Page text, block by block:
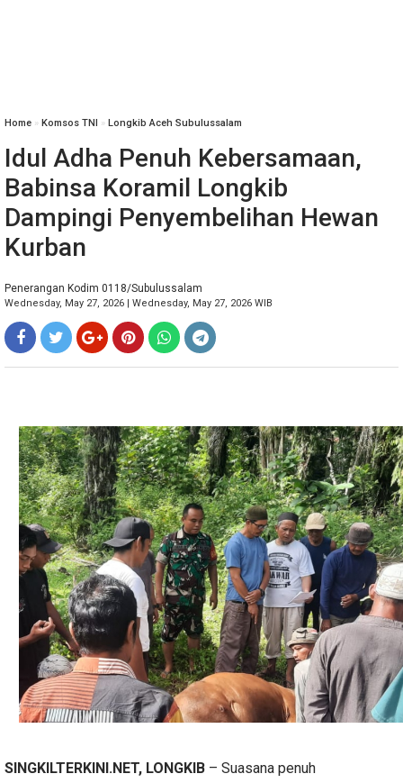
Home » Komsos TNI » Longkib Aceh Subulussalam
Idul Adha Penuh Kebersamaan,
Babinsa Koramil Longkib
Dampingi Penyembelihan Hewan
Kurban
Penerangan Kodim 0118/Subulussalam
Wednesday, May 27, 2026 | Wednesday, May 27, 2026 WIB
SINGKILTERKINI.NET, LONGKIB – Suasana penuh